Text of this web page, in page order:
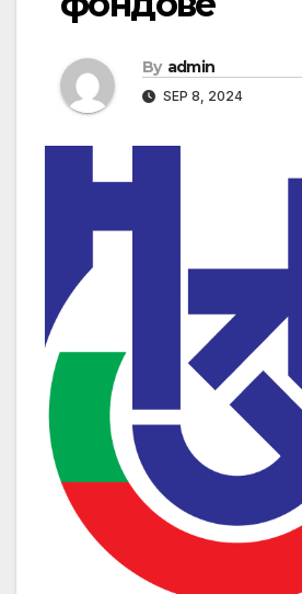
By admin
SEP 8, 2024